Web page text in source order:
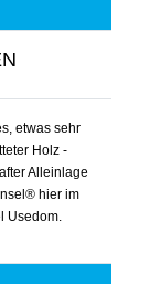
etwas sehr
Holz -
Alleinlage
hier im
Usedom.